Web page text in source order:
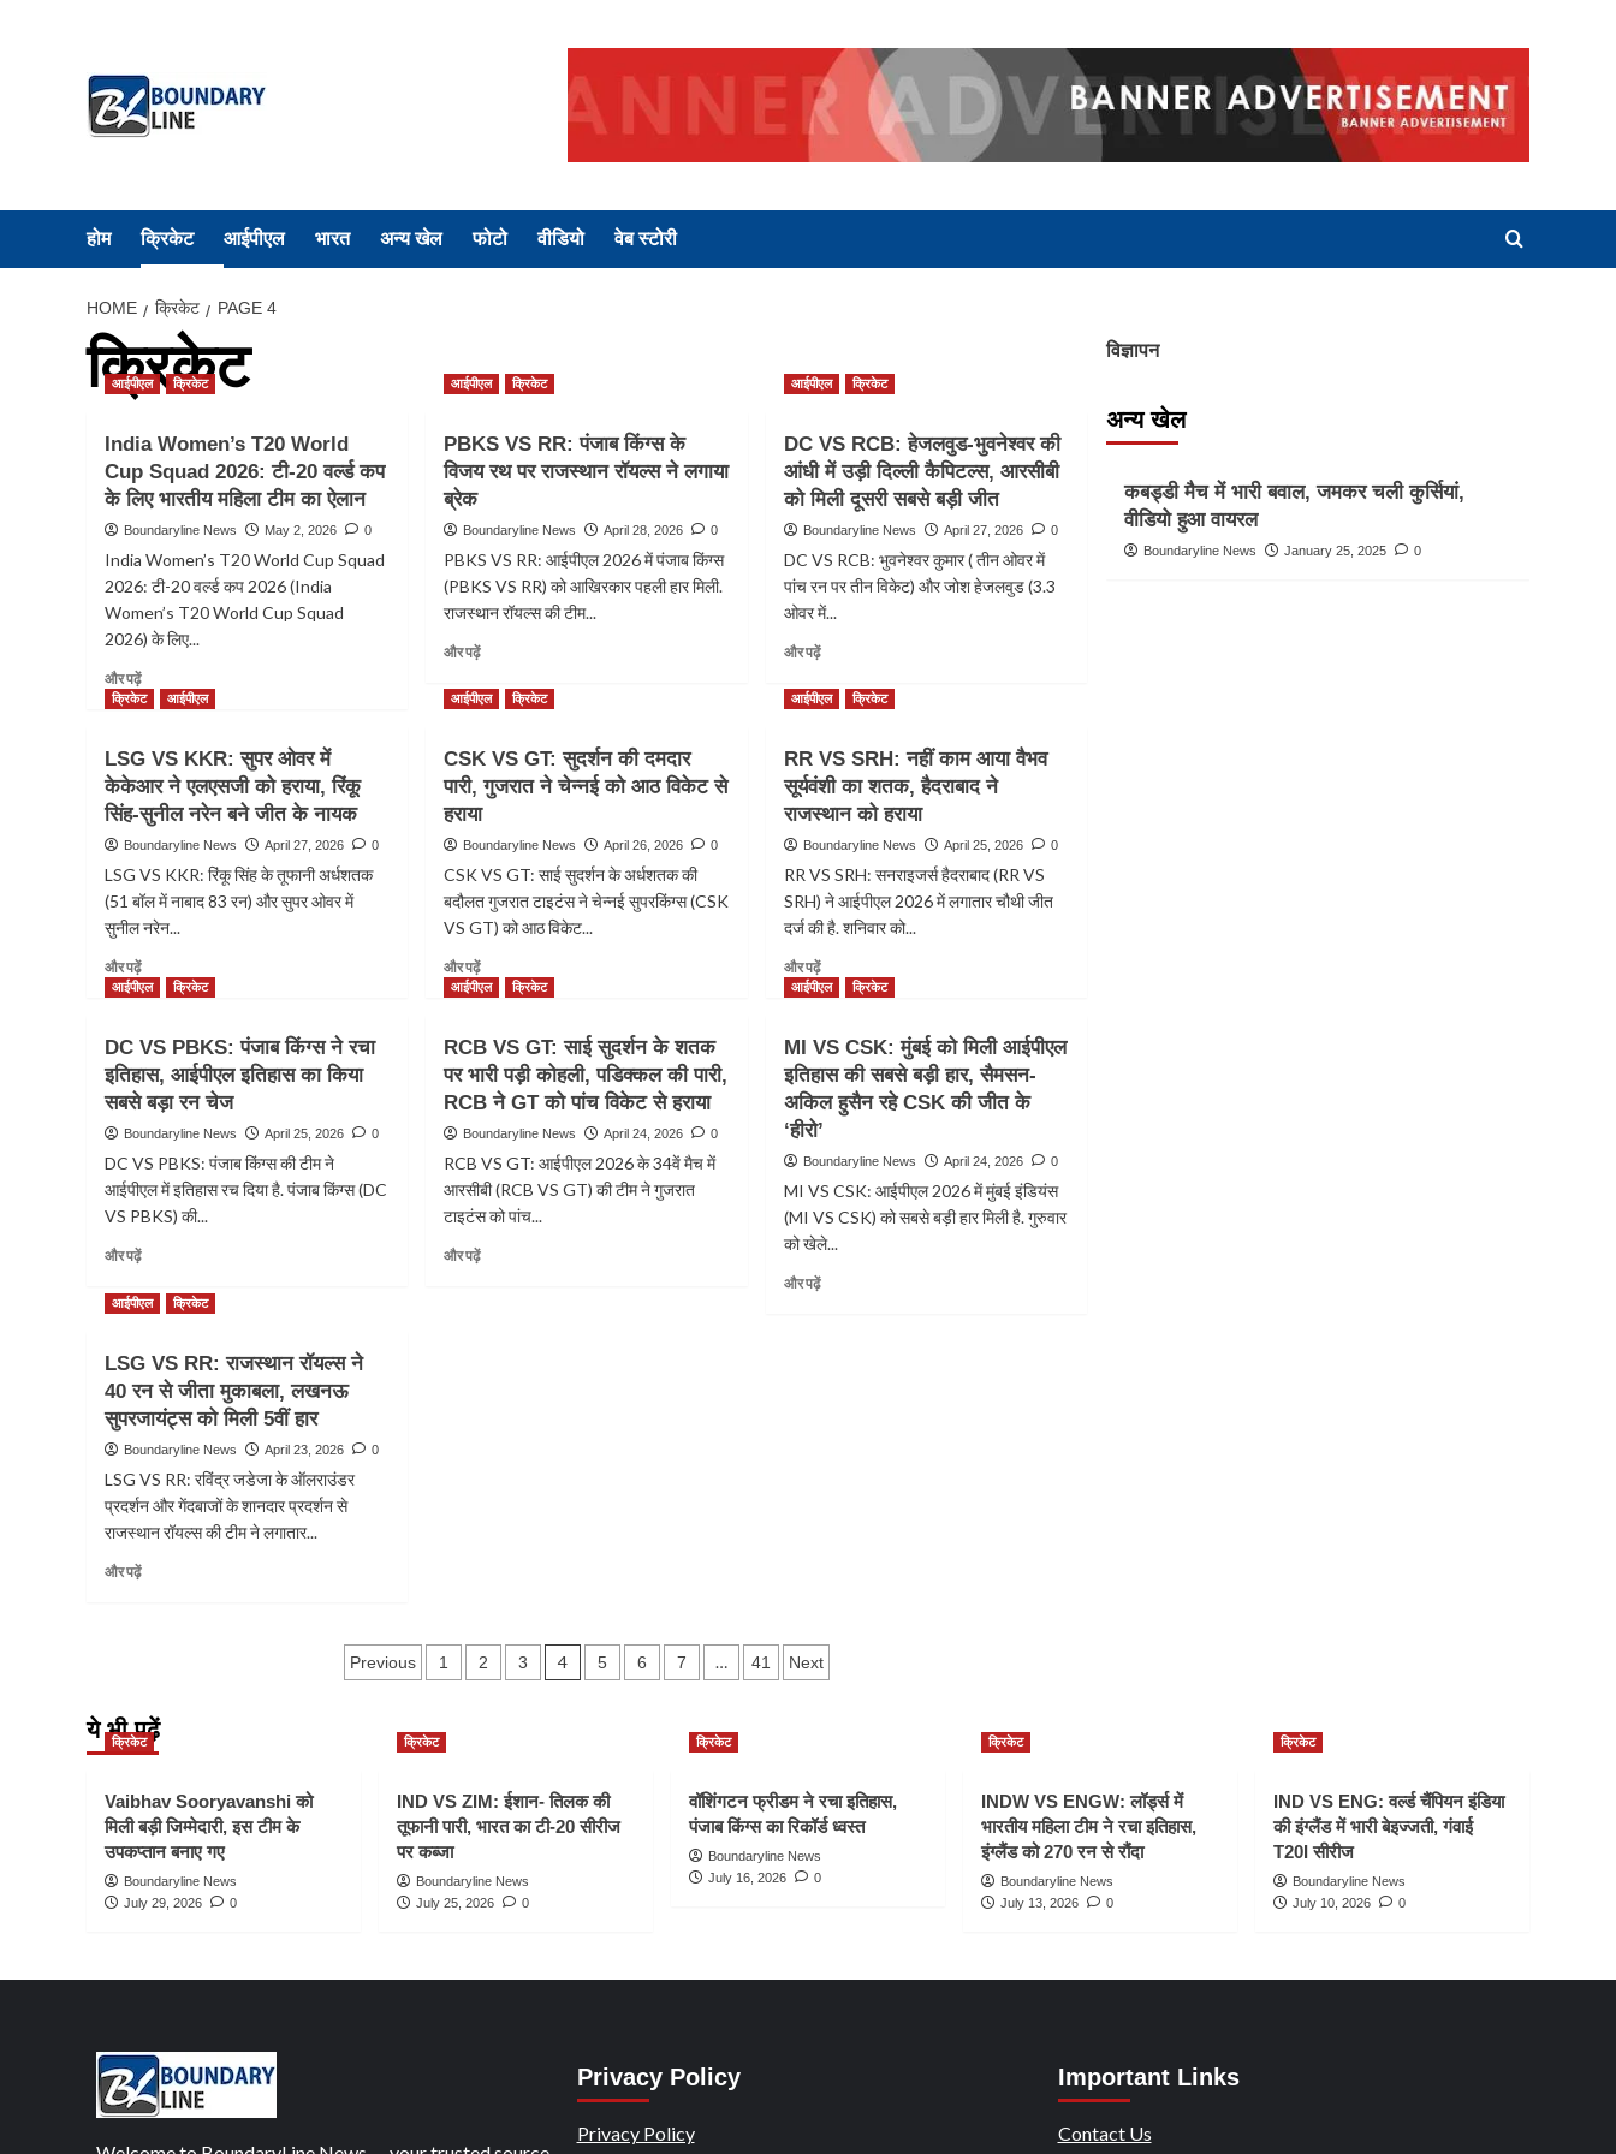
होम क्रिकेट आईपीएल भारत अन्य खेल फोटो वीडियो वेब स्टोरी
HOME क्रिकेट PAGE 4
क्रिकेट
आईपीएल क्रिकेट
India Women’s T20 World
Cup Squad 2026: टी-20 वर्ल्ड कप
के लिए भारतीय महिला टीम का ऐलान
Boundaryline News May 2, 2026 0
India Women’s T20 World Cup Squad
2026: टी-20 वर्ल्ड कप 2026 (India
Women’s T20 World Cup Squad
2026) के लिए...
और पढ़ेंRead
more
Women’s
T20
World
Squad
2026:
टी-20
वर्ल्ड
के
लिए
महिला
का
ऐलान
आईपीएल क्रिकेट
PBKS VS RR: पंजाब किंग्स के
विजय रथ पर राजस्थान रॉयल्स ने लगाया
ब्रेक
Boundaryline News April 28, 2026 0
PBKS VS RR: आईपीएल 2026 में पंजाब किंग्स
(PBKS VS RR) को आखिरकार पहली हार मिली.
राजस्थान रॉयल्स की टीम...
और पढ़ेंRead
about
RR:
पंजाब
किंग्स
विजय
रथ
पर
राजस्थान
ने
लगाया
आईपीएल क्रिकेट
DC VS RCB: हेजलवुड-भुवनेश्वर की
आंधी में उड़ी दिल्ली कैपिटल्स, आरसीबी
को मिली दूसरी सबसे बड़ी जीत
Boundaryline News April 27, 2026 0
DC VS RCB: भुवनेश्वर कुमार ( तीन ओवर में
पांच रन पर तीन विकेट) और जोश हेजलवुड (3.3
ओवर में...
और पढ़ेंRead
about
RCB:
हेजलवुड-
भुवनेश्वर
आंधी
में
उड़ी
दिल्ली
आरसीबी
को
दूसरी
सबसे
बड़ी
जीत
क्रिकेट आईपीएल
LSG VS KKR: सुपर ओवर में
केकेआर ने एलएसजी को हराया, रिंकू
सिंह-सुनील नरेन बने जीत के नायक
Boundaryline News April 27, 2026 0
LSG VS KKR: रिंकू सिंह के तूफानी अर्धशतक
(51 बॉल में नाबाद 83 रन) और सुपर ओवर में
सुनील नरेन...
और पढ़ेंRead
more
VS
KKR:
सुपर
केकेआर
ने
एलएसजी
हराया,
सिंह-
बने
जीत
के
नायक
आईपीएल क्रिकेट
CSK VS GT: सुदर्शन की दमदार
पारी, गुजरात ने चेन्नई को आठ विकेट से
हराया
Boundaryline News April 26, 2026 0
CSK VS GT: साई सुदर्शन के अर्धशतक की
बदौलत गुजरात टाइटंस ने चेन्नई सुपरकिंग्स (CSK
VS GT) को आठ विकेट...
और पढ़ेंRead
more
VS
GT:
सुदर्शन
पारी,
गुजरात
ने
को
आईपीएल क्रिकेट
RR VS SRH: नहीं काम आया वैभव
सूर्यवंशी का शतक, हैदराबाद ने
राजस्थान को हराया
Boundaryline News April 25, 2026 0
RR VS SRH: सनराइजर्स हैदराबाद (RR VS
SRH) ने आईपीएल 2026 में लगातार चौथी जीत
दर्ज की है. शनिवार को...
और पढ़ेंRead
more
VS
SRH:
नहीं
काम
वैभव
सूर्यवंशी
का
शतक,
ने
आईपीएल क्रिकेट
DC VS PBKS: पंजाब किंग्स ने रचा
इतिहास, आईपीएल इतिहास का किया
सबसे बड़ा रन चेज
Boundaryline News April 25, 2026 0
DC VS PBKS: पंजाब किंग्स की टीम ने
आईपीएल में इतिहास रच दिया है. पंजाब किंग्स (DC
VS PBKS) की...
और पढ़ेंRead
about
DC
PBKS:
पंजाब
किंग्स
रचा
इतिहास,
आईपीएल
इतिहास
किया
आईपीएल क्रिकेट
RCB VS GT: साई सुदर्शन के शतक
पर भारी पड़ी कोहली, पडिक्कल की पारी,
RCB ने GT को पांच विकेट से हराया
Boundaryline News April 24, 2026 0
RCB VS GT: आईपीएल 2026 के 34वें मैच में
आरसीबी (RCB VS GT) की टीम ने गुजरात
टाइटंस को पांच...
और पढ़ेंRead
ने
GT
हराया
आईपीएल क्रिकेट
MI VS CSK: मुंबई को मिली आईपीएल
इतिहास की सबसे बड़ी हार, सैमसन-
अकिल हुसैन रहे CSK की जीत के
‘हीरो’
Boundaryline News April 24, 2026 0
MI VS CSK: आईपीएल 2026 में मुंबई इंडियंस
(MI VS CSK) को सबसे बड़ी हार मिली है. गुरुवार
को खेले...
और पढ़ेंRead
अकिल
हुसैन
‘हीरो’
आईपीएल क्रिकेट
LSG VS RR: राजस्थान रॉयल्स ने
40 रन से जीता मुकाबला, लखनऊ
सुपरजायंट्स को मिली 5वीं हार
Boundaryline News April 23, 2026 0
LSG VS RR: रविंद्र जडेजा के ऑलराउंडर
प्रदर्शन और गेंदबाजों के शानदार प्रदर्शन से
राजस्थान रॉयल्स की टीम ने लगातार...
और पढ़ेंRead
रॉयल्स
ने
रन
से
जीता
मुकाबला,
लखनऊ
सुपरजायंट्स
5वीं
Posts
Previous 1 2 3 4 5 6 7 … 41 Next
विज्ञापन
अन्य खेल
Other Sports
कबड्डी मैच में भारी बवाल, जमकर चली कुर्सियां,
वीडियो हुआ वायरल
Boundaryline News January 25, 2025 0
ये भी पढ़ें
क्रिकेट
Vaibhav Sooryavanshi को
मिली बड़ी जिम्मेदारी, इस टीम के
उपकप्तान बनाए गए
Boundaryline News
July 29, 2026
0
क्रिकेट
IND VS ZIM: ईशान- तिलक की
तूफानी पारी, भारत का टी-20 सीरीज
पर कब्जा
Boundaryline News
July 25, 2026
0
क्रिकेट
वॉशिंगटन फ्रीडम ने रचा इतिहास,
पंजाब किंग्स का रिकॉर्ड ध्वस्त
Boundaryline News
July 16, 2026
0
क्रिकेट
INDW VS ENGW: लॉर्ड्स में
भारतीय महिला टीम ने रचा इतिहास,
इंग्लैंड को 270 रन से रौंदा
Boundaryline News
July 13, 2026
0
क्रिकेट
IND VS ENG: वर्ल्ड चैंपियन इंडिया
की इंग्लैंड में भारी बेइज्जती, गंवाई
T20I सीरीज
Boundaryline News
July 10, 2026
0
Privacy Policy
Privacy Policy
Important Links
Contact Us